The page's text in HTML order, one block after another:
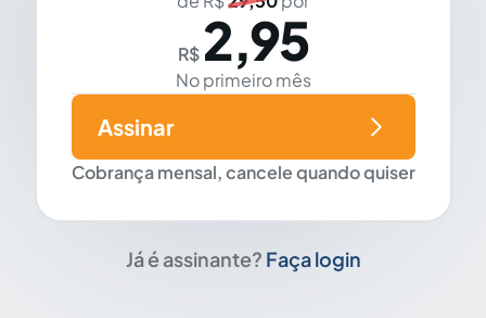
R$ 2,95
No primeiro mês
Cobrança mensal, cancele quando quiser
Assinar
Já é assinante? Faça login